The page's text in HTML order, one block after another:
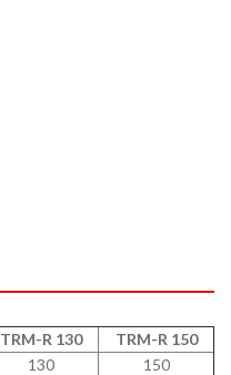
TRM-R 130
TRM-R 150
130
150